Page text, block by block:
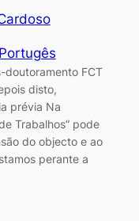
doutoramento FCT
disto,
prévia Na
Trabalhos” pode
do objecto e ao
perante a